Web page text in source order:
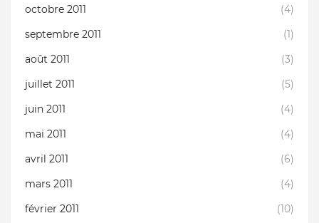
octobre 2011
(4)
septembre 2011
(1)
août 2011
(3)
juillet 2011
(5)
juin 2011
(4)
mai 2011
(4)
avril 2011
(6)
mars 2011
(4)
février 2011
(10)